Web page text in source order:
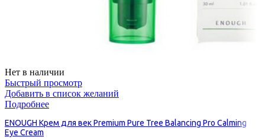
Нет в наличии
Быстрый просмотр
Добавить в список желаний
Подробнее
ENOUGH Крем для век Premium Pure Tree Balancing Pro Calming
Eye Cream